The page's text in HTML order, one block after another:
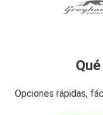
Opciones rápidas,